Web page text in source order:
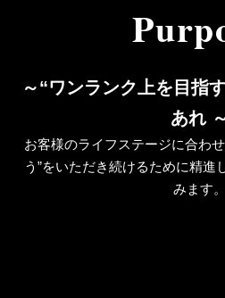
～“ワンランク上を目指
あれ
お客様のライフステージに合わ
う”をいただき続けるために精進
みます。